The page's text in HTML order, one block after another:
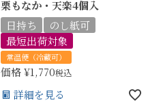
栗もなか・天楽4個入
日持ち
のし紙可
最短出荷対象
常温便（冷蔵可）
価格¥1,770税込
詳細を見る